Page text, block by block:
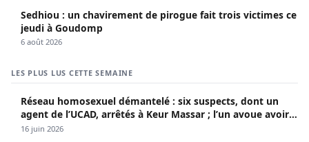
Sedhiou : un chavirement de pirogue fait trois victimes ce
jeudi à Goudomp
6 août 2026
LES PLUS LUS CETTE SEMAINE
Réseau homosexuel démantelé : six suspects, dont un
agent de l’UCAD, arrêtés à Keur Massar ; l’un avoue avoir
propagé le VIH depuis 2018
16 juin 2026